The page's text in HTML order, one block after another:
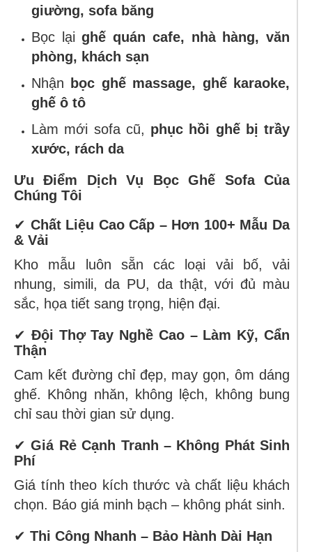
giường, sofa băng
Bọc lạighế quán cafe, nhà hàng, văn
phòng, khách sạn
Nhận
bọc ghế massage, ghế karaoke,
ghế ô tô
Làm mới sofa cũ, phục hồi ghế bị trầy
xước, rách da
Ưu Điểm Dịch Vụ Bọc Ghế Sofa Của
Chúng Tôi
✔ Chất Liệu Cao Cấp – Hơn 100+ Mẫu Da
& Vải
Kho mẫu luôn sẵn các loại vải bố, vải
nhung, simili, da PU, da thật, với đủ màu
sắc, họa tiết sang trọng, hiện đại.
✔ Đội Thợ Tay Nghề Cao – Làm Kỹ, Cẩn
Thận
Cam kết đường chỉ đẹp, may gọn, ôm dáng
ghế. Không nhăn, không lệch, không bung
chỉ sau thời gian sử dụng.
✔Giá Rẻ Cạnh Tranh – Không Phát Sinh
Phí
Giá tính theo kích thước và chất liệu khách
chọn. Báo giá minh bạch – không phát sinh.
✔ Thi Công Nhanh – Bảo Hành Dài Hạn